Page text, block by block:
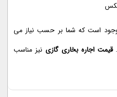
است که شما بر حسب نیاز می
قیمت اجاره بخاری گازی نیز مناسب